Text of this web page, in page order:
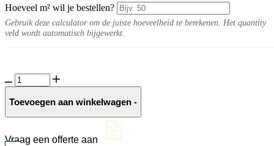
Hoeveel m² wil je bestellen?
Gebruik deze calculator om de juiste hoeveelheid te berekenen. Het quantity
veld wordt automatisch bijgewerkt.
Deserto
10MM
Sabbia
Toevoegen aan winkelwagen -
Vraag een offerte aan